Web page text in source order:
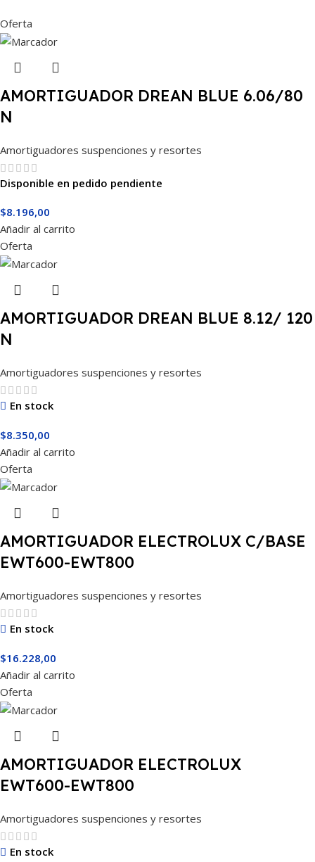
Oferta
AMORTIGUADOR DREAN BLUE 6.06/80
N
Amortiguadores suspenciones y resortes
Disponible en pedido pendiente
$8.196,00
Añadir al carrito
Oferta
AMORTIGUADOR DREAN BLUE 8.12/ 120
N
Amortiguadores suspenciones y resortes
En stock
$8.350,00
Añadir al carrito
Oferta
AMORTIGUADOR ELECTROLUX C/BASE
EWT600-EWT800
Amortiguadores suspenciones y resortes
En stock
$16.228,00
Añadir al carrito
Oferta
AMORTIGUADOR ELECTROLUX
EWT600-EWT800
Amortiguadores suspenciones y resortes
En stock